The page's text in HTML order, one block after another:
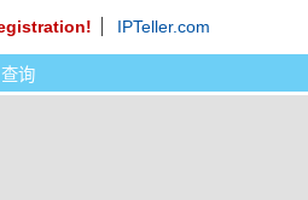
IPTeller.com
询